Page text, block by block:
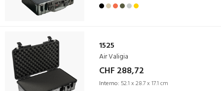
1525
Air Valigia
CHF 288,72
Interno: 52.1 x 28.7 x 17.1 cm